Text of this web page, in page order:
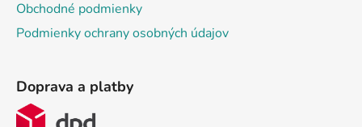
Obchodné podmienky
Podmienky ochrany osobných údajov
Doprava a platby